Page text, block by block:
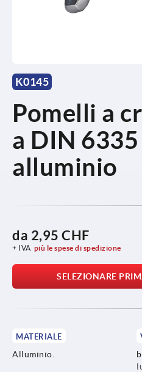
K0145
Pomelli a
a DIN
alluminio
da 2,95 CHF
+ IVA più le spese di spedizione
SELEZIONARE
MATERIALE
Alluminio.